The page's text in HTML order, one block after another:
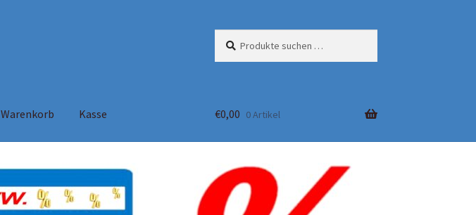
nach:
Warenkorb Kasse €0,00 0 Artikel